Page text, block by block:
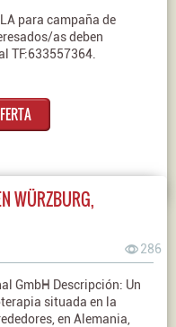
para campaña de
as deben
TF:633557364.
WÜRZBURG,
286
GmbH Descripción: Un
situada en la
en Alemania,